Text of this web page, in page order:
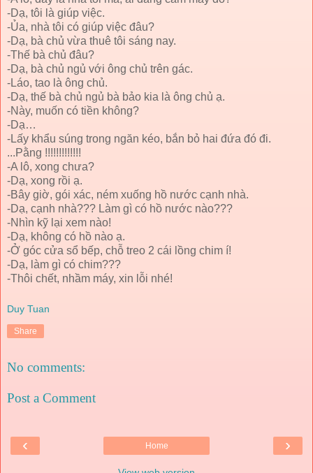
-Dạ, tôi là giúp việc.
-Ủa, nhà tôi có giúp việc đâu?
-Dạ, bà chủ vừa thuê tôi sáng nay.
-Thế bà chủ đâu?
-Dạ, bà chủ ngủ với ông chủ trên gác.
-Láo, tao là ông chủ.
-Dạ, thế bà chủ ngủ bà bảo kia là ông chủ ạ.
-Này, muốn có tiền không?
-Dạ…
-Lấy khẩu súng trong ngăn kéo, bắn bỏ hai đứa đó đi.
...Pằng !!!!!!!!!!!!!
-A lô, xong chưa?
-Dạ, xong rồi ạ.
-Bây giờ, gói xác, ném xuống hồ nước cạnh nhà.
-Dạ, cạnh nhà??? Làm gì có hồ nước nào???
-Nhìn kỹ lại xem nào!
-Dạ, không có hồ nào ạ.
-Ở góc cửa sổ bếp, chỗ treo 2 cái lồng chim í!
-Dạ, làm gì có chim???
-Thôi chết, nhầm máy, xin lỗi nhé!
Duy Tuan
Share
No comments:
Post a Comment
‹ ›
Home